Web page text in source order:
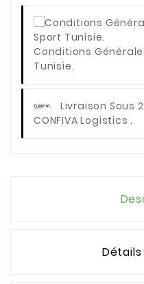
Conditions
Tunisie.
Livraison Sous
CONFIVA Logistics .